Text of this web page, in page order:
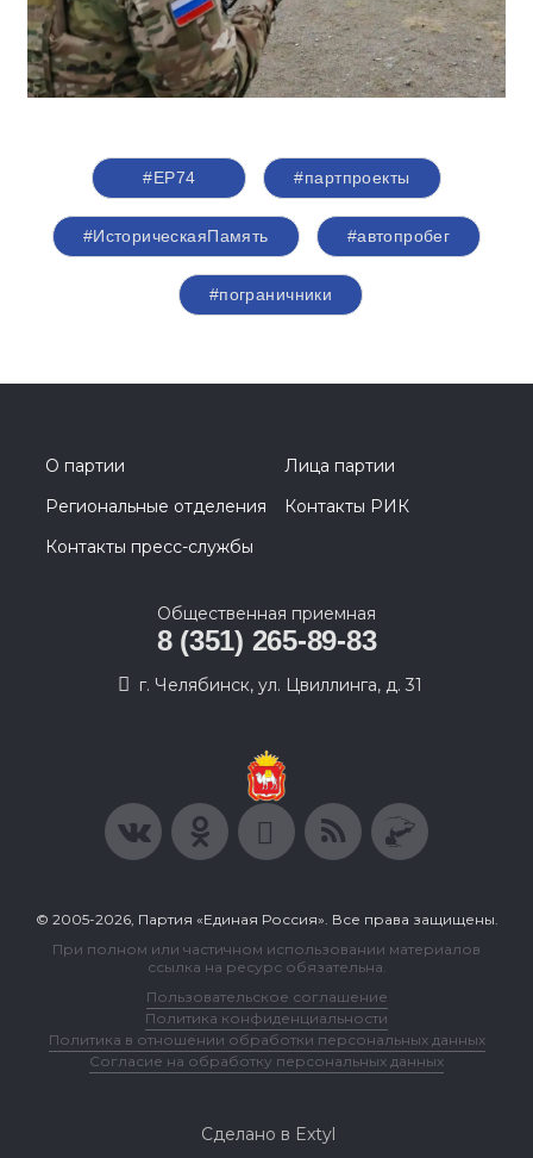
#ЕР74 #партпроекты
#ИсторическаяПамять #автопробег
#пограничники
О партии
Лица партии
Региональные отделения
Контакты РИК
Контакты пресс-службы
Общественная приемная
8 (351) 265-89-83
г. Челябинск, ул. Цвиллинга, д. 31
© 2005-2026, Партия «Единая Россия». Все права защищены.
При полном или частичном использовании материалов
ссылка на ресурс обязательна.
Пользовательское соглашение
Политика конфиденциальности
Политика в отношении обработки персональных данных
Согласие на обработку персональных данных
Сделано в Extyl